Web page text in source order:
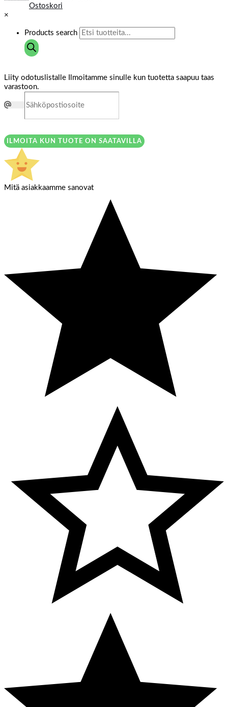
Ostoskori
×
Products search
Liity odotuslistalle
Ilmoitamme sinulle kun tuotetta saapuu taas
varastoon.
ILMOITA KUN TUOTE ON SAATAVILLA
Mitä asiakkaamme sanovat